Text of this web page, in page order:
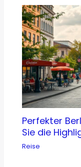
Perfekter
Sie die
Reise